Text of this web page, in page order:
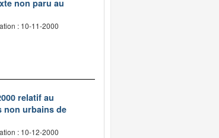
non paru au
: 10-11-2000
relatif au
non urbains de
: 10-12-2000